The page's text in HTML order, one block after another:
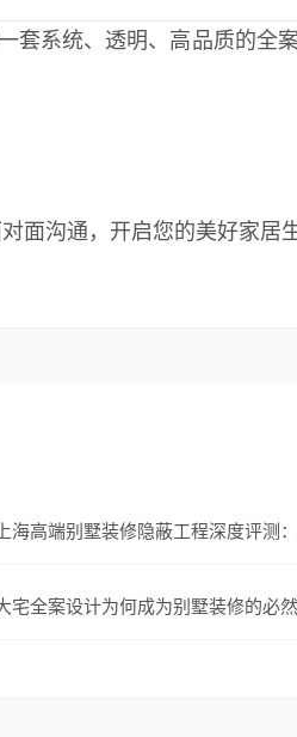
套系统、透明、高品质的全
面沟通，开启您的美好家居
上海高端别墅装修隐蔽工程深度评测：
宅全案设计为何成为别墅装修的必